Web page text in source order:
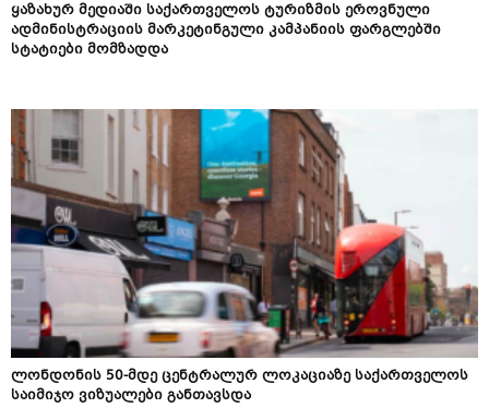
ყაზახურ მედიაში საქართველოს ტურიზმის ეროვნული
ადმინისტრაციის მარკეტინგული კამპანიის ფარგლებში
სტატიები მომზადდა
ლონდონის 50-მდე ცენტრალურ ლოკაციაზე საქართველოს
საიმიჯო ვიზუალები განთავსდა